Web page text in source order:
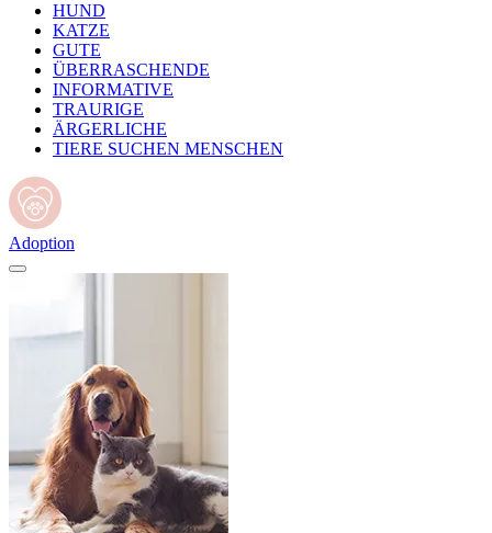
HUND
KATZE
GUTE
ÜBERRASCHENDE
INFORMATIVE
TRAURIGE
ÄRGERLICHE
TIERE SUCHEN MENSCHEN
Adoption